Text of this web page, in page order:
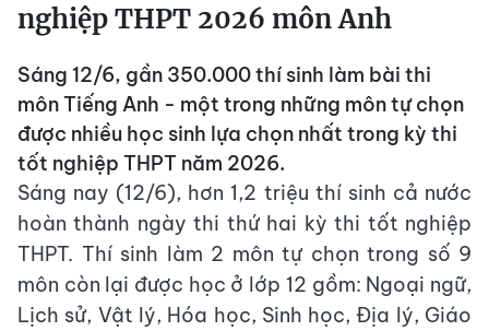
nghiệp THPT 2026 môn Anh
Sáng 12/6, gần 350.000 thí sinh làm bài thi
môn Tiếng Anh - một trong những môn tự chọn
được nhiều học sinh lựa chọn nhất trong kỳ thi
tốt nghiệp THPT năm 2026.
Sáng nay (12/6), hơn 1,2 triệu thí sinh cả nước
hoàn thành ngày thi thứ hai kỳ thi tốt nghiệp
THPT. Thí sinh làm 2 môn tự chọn trong số 9
môn còn lại được học ở lớp 12 gồm: Ngoại ngữ,
Lịch sử, Vật lý, Hóa học, Sinh học, Địa lý, Giáo